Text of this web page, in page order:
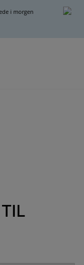
i morgen